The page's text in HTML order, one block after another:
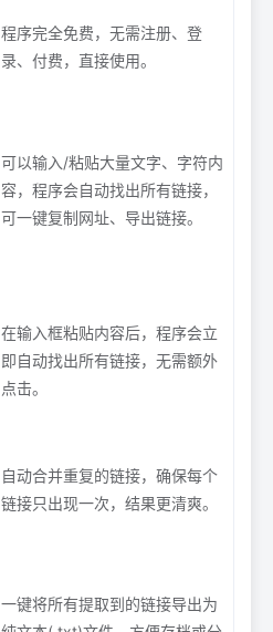
程序完全免费，无需注册、登
录、付费，直接使用。
可以输入/粘贴大量文字、字符内
容，程序会自动找出所有链接，
可一键复制网址、导出链接。
在输入框粘贴内容后，程序会立
即自动找出所有链接，无需额外
点击。
自动合并重复的链接，确保每个
链接只出现一次，结果更清爽。
一键将所有提取到的链接导出为